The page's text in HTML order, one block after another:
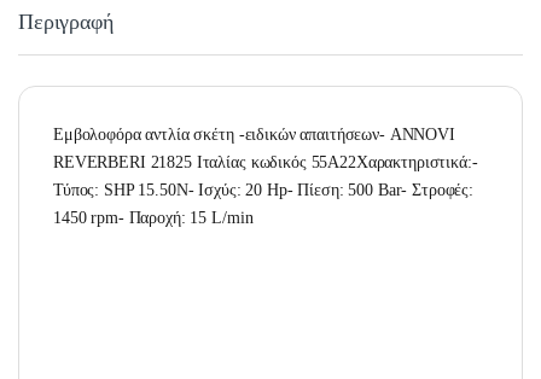
Περιγραφή
Εμβολοφόρα αντλία σκέτη -ειδικών απαιτήσεων- ANNOVI
REVERBERI 21825 Ιταλίας κωδικός 55A22Χαρακτηριστικά:-
Τύπος: SHP 15.50N- Ισχύς: 20 Hp- Πίεση: 500 Bar- Στροφές:
1450 rpm- Παροχή: 15 L/min